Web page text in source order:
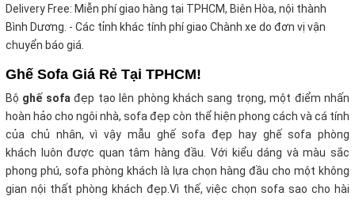
Delivery Free: Miễn phí giao hàng tại TPHCM, Biên Hòa, nội thành
Bình Dương. - Các tỉnh khác tính phí giao Chành xe do đơn vị vận
chuyển báo giá.
Ghế Sofa Giá Rẻ Tại TPHCM!
Bộ ghế sofađẹp tạo lên phòng khách sang trọng, một điểm nhấn
hoàn hảo cho ngôi nhà, sofa đẹp còn thể hiện phong cách và cá tính
của chủ nhân, vì vậy mẫu ghế sofa đẹp hay ghế sofa phòng
khách luôn được quan tâm hàng đầu. Với kiểu dáng và màu sắc
phong phú, sofa phòng khách là lựa chọn hàng đầu cho một không
gian nội thất phòng khách đẹp.Vì thế, việc chọn sofa sao cho hài